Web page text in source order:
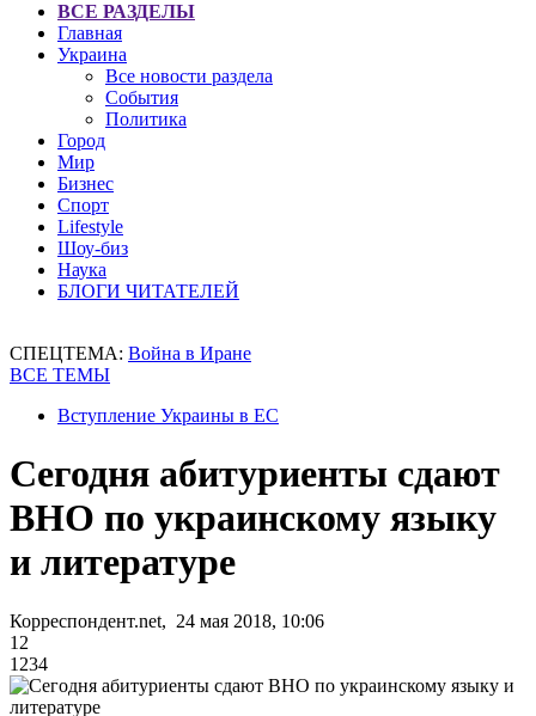
ВСЕ РАЗДЕЛЫ
Главная
Украина
Все новости раздела
События
Политика
Город
Мир
Бизнес
Спорт
Lifestyle
Шоу-биз
Наука
БЛОГИ ЧИТАТЕЛЕЙ
СПЕЦТЕМА: Война в Иране
ВСЕ ТЕМЫ
Вступление Украины в ЕС
Сегодня абитуриенты сдают
ВНО по украинскому языку
и литературе
Корреспондент.net, 24 мая 2018, 10:06
12
1234